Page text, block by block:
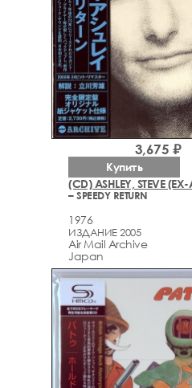
(CD) ASHLEY, STEVE
– SPEEDY RETURN
1976
ИЗДАНИЕ 2005
Air Mail Archive
Japan
3,675 ₽
Купить